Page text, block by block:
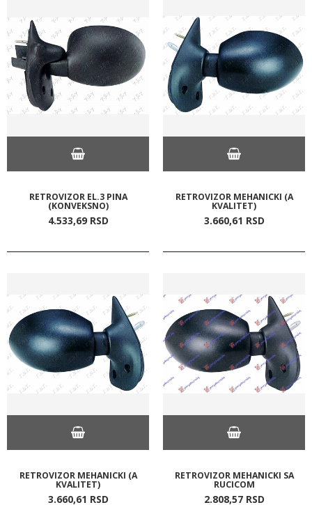
RETROVIZOR EL.3 PINA
(KONVEKSNO)
4.533,69 RSD
RETROVIZOR MEHANICKI (A
KVALITET)
3.660,61 RSD
RETROVIZOR MEHANICKI (A
KVALITET)
3.660,61 RSD
RETROVIZOR MEHANICKI SA
RUCICOM
2.808,57 RSD